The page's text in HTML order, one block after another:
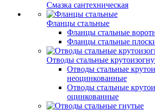
Смазка сантехническая
Фланцы стальные
Фланцы стальные
Фланцы стальные
Отводы стальные
Отводы стальные
неоцинкованные
Отводы стальные
оцинкованные